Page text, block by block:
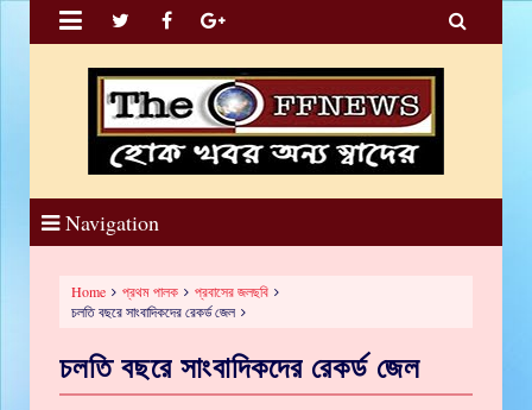
 
Navigation
Home প্রথম পালক
প্রবাসের জলছবি
চলতি বছরে সাংবাদিকদের রেকর্ড জেল
চলতি বছরে সাংবাদিকদের রেকর্ড জেল